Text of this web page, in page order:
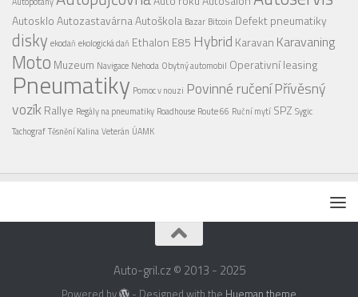
AutoskloAutozastavárnaAutoškola Bazar Bitcoin Defekt pneumatiky
disky ekodaň ekologická daň Ethalon E85 Hybrid Karavan Karavaning
Moto Muzeum Navigace Nehoda Obytný automobil Operativní leasing
Pneumatiky Pomoc v nouzi Povinné ručeníPřívěsný
vozíkRallye Regály na pneumatiky Roadhouse Route 66 Ruční mytí SPZ Sygic
TachografTěsnění KalinaVeterán ÚAMK
Auto-gril.cz © 2013 - 2025
Powered by - Designed with the Hueman theme